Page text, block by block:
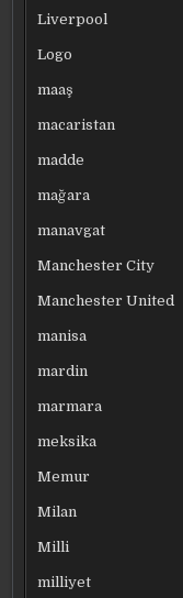
Liverpool
Logo
maaş
macaristan
madde
mağara
manavgat
Manchester City
Manchester United
manisa
mardin
marmara
meksika
Memur
Milan
Milli
milliyet